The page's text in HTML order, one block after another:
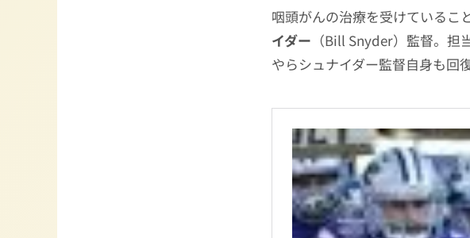
咽頭がんの治療を受けているこ
イダー （Bill Snyder）監督。担
やらシュナイダー監督自身も回